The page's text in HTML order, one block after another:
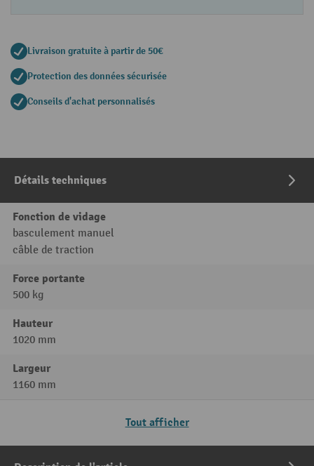
Livraison gratuite à partir de 50€
Protection des données sécurisée
Conseils d'achat personnalisés
Détails techniques
Fonction de vidage
basculement manuel
câble de traction
Force portante
500 kg
Hauteur
1020 mm
Largeur
1160 mm
Tout afficher